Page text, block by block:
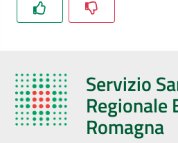
Servizio
Regionale
Romagna